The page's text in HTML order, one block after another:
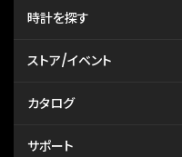
時計を探す
ストア/イベント
カタログ
サポート